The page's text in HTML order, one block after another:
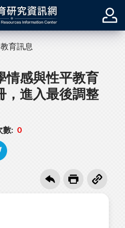
教育訊息
情感與性平教育
，進入最後調整
數: 0